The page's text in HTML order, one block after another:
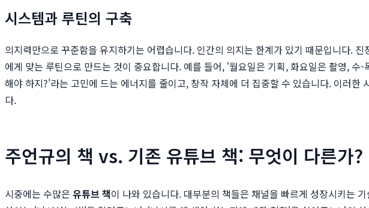
시스템과 루틴의 구축
의지력만으로 꾸준함을 유지하기는 어렵습니다. 인간의 의지는 한계가 있기 때문입니다.
에게 맞는 루틴으로 만드는 것이 중요합니다. 예를 들어, '월요일은 기획, 화요일은 촬영,
해야 하지?'라는 고민에 드는 에너지를 줄이고, 창작 자체에 더 집중할 수 있습니다. 이러한
다.
주언규의 책 vs. 기존 유튜브 책: 무엇이 다른가?
시중에는 수많은 유튜브 책이 나와 있습니다. 대부분의 책들은 채널을 빠르게 성장시키는